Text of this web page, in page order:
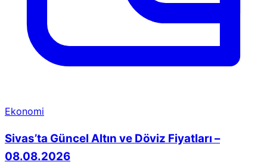
Ekonomi
Sivas’ta Güncel Altın ve Döviz Fiyatları –
08.08.2026